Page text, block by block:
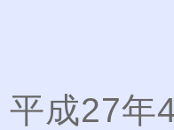
平成27